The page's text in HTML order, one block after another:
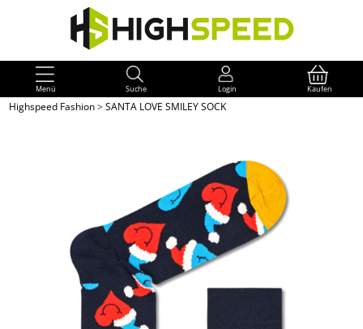
Menü Suche Login Kaufen
Highspeed Fashion>SANTA LOVE SMILEY SOCK